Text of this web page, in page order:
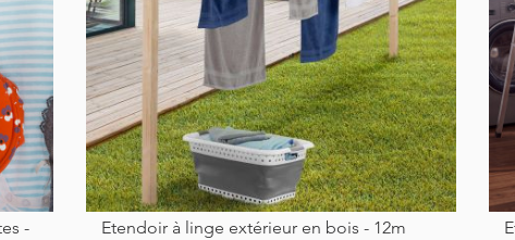
Etendoir à linge extérieur en bois - 12m